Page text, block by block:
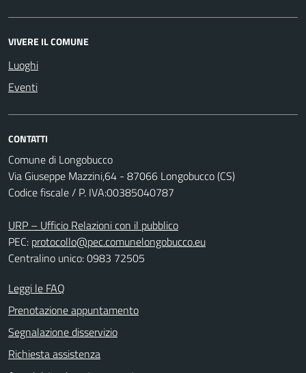
VIVERE IL COMUNE
Luoghi
Eventi
CONTATTI
Comune di Longobucco
Via Giuseppe Mazzini,64 - 87066 Longobucco (CS)
Codice fiscale / P. IVA:00385040787
URP – Ufficio Relazioni con il pubblico
PEC: protocollo@pec.comunelongobucco.eu
Centralino unico: 0983 72505
Leggi le FAQ
Prenotazione appuntamento
Segnalazione disservizio
Richiesta assistenza